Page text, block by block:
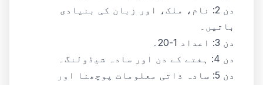
دن 2: نام، ملک، اور زبان کی بنیادی
باتیں۔
دن 3: اعداد 1-20۔
دن 4: ہفتے کے دن اور سادہ شیڈولنگ۔
دن 5: سادہ ذاتی معلومات پوچھنا اور